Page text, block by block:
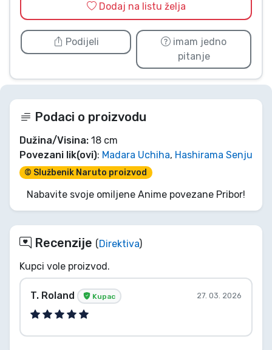
Dodaj na listu želja
Podijeli
imam jedno
pitanje
Podaci o proizvodu
Dužina/Visina: 18 cm
Povezani lik(ovi): Madara Uchiha, Hashirama Senju
© Službenik Naruto proizvod
Nabavite svoje omiljene Anime povezane Pribor!
Recenzije (Direktiva)
Kupci vole proizvod.
T. Roland Kupac 27. 03. 2026